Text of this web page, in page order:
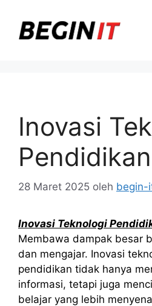
Inovasi
28 Maret 2025 oleh begin-
Inovasi Teknologi
Membawa dampak besar
dan mengajar. Inovasi
pendidikan tidak hanya
informasi, tetapi juga
belajar yang lebih